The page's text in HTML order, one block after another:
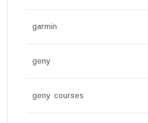
garmin
geny
geny courses